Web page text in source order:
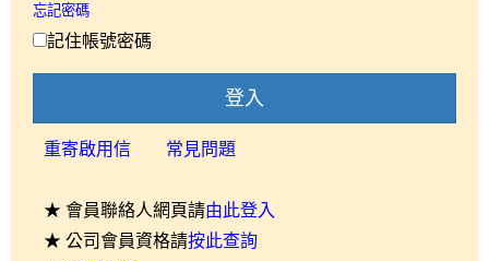
忘記密碼
記住帳號密碼
登入
重寄啟用信 常見問題
★ 會員聯絡人網頁請由此登入
★ 公司會員資格請按此查詢